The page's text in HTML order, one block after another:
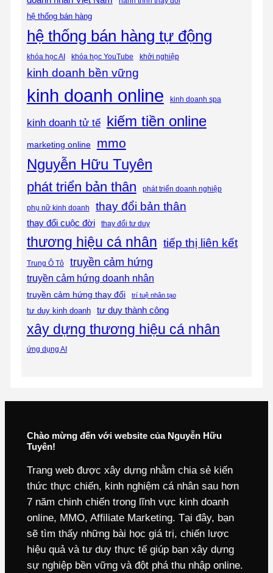
hệ thống bán hàng
hệ thống bán hàng tự động
khóa học AI khóa học YouTube khởi nghiệp
kinh doanh bền vững
kinh doanh online kinh doanh spa
kinh doanh tử tế kiếm tiền online
marketing online mmo
Nguyễn Hữu Tuyên
phát triển bản thân phát triển doanh nghiệp
phụ nữ kinh doanh thay đổi bản thân
thay đổi cuộc đời thay đổi tư duy
thương hiệu cá nhân tiếp thị liên kết
Trung Ô Tô truyền cảm hứng
truyền cảm hứng doanh nhân
truyền cảm hứng thay đổi trí tuệ nhân tạo
tư duy kinh doanh tư duy thành công
xây dựng thương hiệu cá nhân
ứng dụng AI
Chào mừng đến với website của Nguyễn Hữu
Tuyên!
Trang web được xây dựng nhằm chia sẻ kiến
thức thực chiến, kinh nghiệm cá nhân sau hơn
7 năm chinh chiến trong lĩnh vực kinh doanh
online, MMO, Affiliate Marketing. Tại đây, bạn
sẽ tìm thấy những bài học giá trị, chiến lược
hiệu quả và tư duy thực tế giúp bạn xây dựng
sự nghiệp bền vững và đột phá thu nhập online.